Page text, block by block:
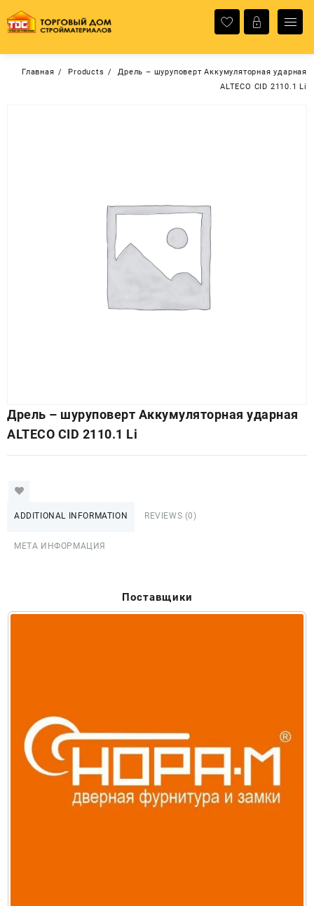
содержимому
Главная Products
Дрель – шуруповерт Аккумуляторная ударная
ALTECO CID 2110.1 Li
Дрель – шуруповерт Аккумуляторная ударная
ALTECO CID 2110.1 Li
ADDITIONAL INFORMATION REVIEWS (0)
МЕТА ИНФОРМАЦИЯ
Поставщики